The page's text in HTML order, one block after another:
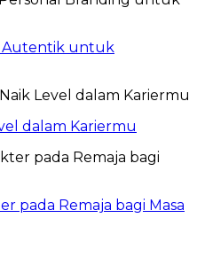
Autentik untuk
dalam Kariermu
pada Remaja bagi Masa